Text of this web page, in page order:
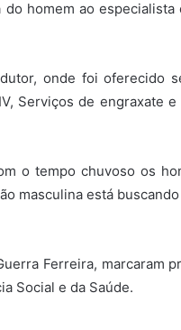
homem ao especialista
onde foi oferecido
Serviços de engraxate
o tempo chuvoso os
masculina está
Ferreira, marcaram
Social e da Saúde.